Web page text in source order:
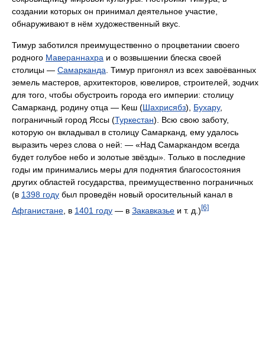
создании которых он принимал деятельное участие,
обнаруживают в нём художественный вкус.
Тимур заботился преимущественно о процветании своего
родного Мавераннахра и о возвышении блеска своей
столицы — Самарканда . Тимур пригонял из всех завоёванных
земель мастеров, архитекторов, ювелиров, строителей, зодчих
для того, чтобы обустроить города его империи: столицу
Самарканд, родину отца — Кеш (Шахрисябз), Бухару,
пограничный город Яссы (Туркестан). Всю свою заботу,
которую он вкладывал в столицу Самарканд, ему удалось
выразить через слова о ней: — «Над Самаркандом всегда
будет голубое небо и золотые звёзды». Только в последние
годы им принимались меры для поднятия благосостояния
других областей государства, преимущественно пограничных
(в 1398 году был проведён новый оросительный канал в
Афганистане , в 1401 году — в Закавказье и т. д.)[6]